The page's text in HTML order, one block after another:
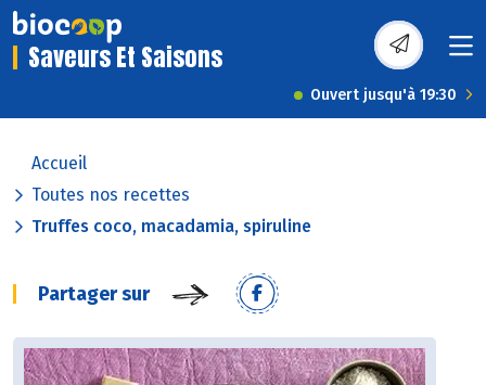
Saveurs Et Saisons
Ouvert jusqu'à 19:30
Accueil
Toutes nos recettes
Truffes coco, macadamia, spiruline
Partager sur